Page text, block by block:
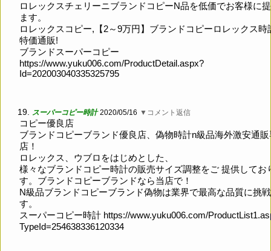
ロレックスチェリーニブランドコピーN品を低価でお客様に
ます。
ロレックスコピー,【2～9万円】ブランドコピーロレックス時
特価通販!
ブランドスーパーコピー
https://www.yuku006.com/ProductDetail.aspx?
Id=202003040335325795
19. スーパーコピー時計 2020/05/16 ▼コメント返信
コピー優良店
ブランドコピーブランド優良店、偽物時計n級品海外激安通
店！
ロレックス、ウブロをはじめとした、
様々なブランドコピー時計の販売サイズ調整をご 提供してお
す。ブランドコピーブランドなら当店で！
N級品ブランドコピーブランド偽物は業界で最高な品質に挑
す。
スーパーコピー時計 https://www.yuku006.com/
TypeId=254638336120334